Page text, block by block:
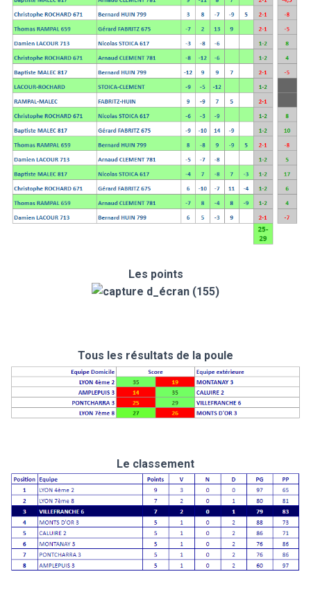
Les points
Tous les résultats de la poule
Le classement